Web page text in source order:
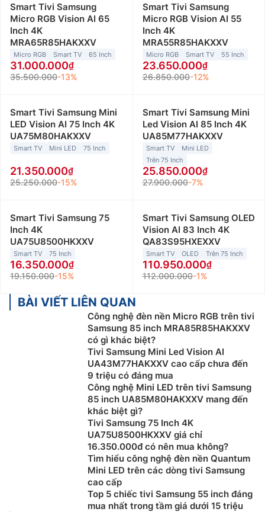
Smart Tivi Samsung
Micro RGB Vision AI 65
Inch 4K
MRA65R85HAKXXV
Micro RGB Smart TV 65 Inch
31.000.000
35.500.000-13%
Smart Tivi Samsung
Micro RGB Vision AI 55
Inch 4K
MRA55R85HAKXXV
Micro RGB Smart TV 55 Inch
23.650.000
26.850.000-12%
Smart Tivi Samsung Mini
LED Vision AI 75 Inch 4K
UA75M80HAKXXV
Smart TV Mini LED 75 Inch
21.350.000
25.250.000-15%
Smart Tivi Samsung Mini
Led Vision AI 85 Inch 4K
UA85M77HAKXXV
Smart TV
Mini LED
Trên 75 Inch
25.850.000
27.900.000-7%
Smart Tivi Samsung 75
Inch 4K
UA75U8500HKXXV
Smart TV 75 Inch
16.350.000
19.150.000-15%
Smart Tivi Samsung OLED
Vision AI 83 Inch 4K
QA83S95HXEXXV
Smart TV OLED Trên 75 Inch
110.950.000
112.000.000-1%
BÀI VIẾT LIÊN QUAN
Công nghệ đèn nền Micro RGB trên tivi
Samsung 85 inch MRA85R85HAKXXV
có gì khác biệt?
Tivi Samsung Mini Led Vision AI
UA43M77HAKXXV cao cấp chưa đến
9 triệu có đáng mua
Công nghệ Mini LED trên tivi Samsung
85 inch UA85M80HAKXXV mang đến
khác biệt gì?
Tivi Samsung 75 Inch 4K
UA75U8500HKXXV giá chỉ
16.350.000đ có nên mua không?
Tìm hiểu công nghệ đèn nền Quantum
Mini LED trên các dòng tivi Samsung
cao cấp
Top 5 chiếc tivi Samsung 55 inch đáng
mua nhất trong tầm giá dưới 15 triệu